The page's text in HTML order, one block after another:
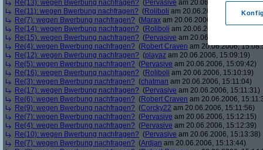
Re(13): wegen Bwerbung nachfragen? (Pervasive am 20.06.2006, 15:04:59)
Re(11): wegen Bwerbung nachfragen? (Roliboli am 20.06.2006, 15:05:16)
Re(7): wegen Bwerbung nachfragen? (Marax am 20.06.2006, 15:05:44)
Re(14): wegen Bwerbung nachfragen? (Roliboli am 20.06.2006, 15:06:27)
Re(15): wegen Bwerbung nachfragen? (Pervasive am 20.06.2006, 15:07:57)
Re(4): wegen Bwerbung nachfragen? (Robert Craven am 20.06.2006,
Re(12): wegen Bwerbung nachfragen? (playaz am 20.06.2006, 15:09:19)
Re(5): wegen Bwerbung nachfragen? (Pervasive am 20.06.2006, 15:09:42)
Re(16): wegen Bwerbung nachfragen? (Roliboli am 20.06.2006, 15:10:19)
Re(3): wegen Bwerbung nachfragen? (chatman am 20.06.2006, 15:11:04)
Re(17): wegen Bwerbung nachfragen? (Pervasive am 20.06.2006, 15:11:31)
Re(6): wegen Bwerbung nachfragen? (Robert Craven am 20.06.2006,
Re(9): wegen Bwerbung nachfragen? (Corcky22 am 20.06.2006, 15:11:56)
Re(7): wegen Bwerbung nachfragen? (Pervasive am 20.06.2006, 15:12:15)
Re(4): wegen Bwerbung nachfragen? (Pervasive am 20.06.2006, 15:12:39)
Re(10): wegen Bwerbung nachfragen? (Pervasive am 20.06.2006, 15:13:38)
Re(7): wegen Bwerbung nachfragen? (Ardjan am 20.06.2006, 15:13:44)